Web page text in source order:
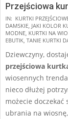
Przejściowa
2026-
02-
11
IN: KURTKI
DAMSKIE JAKI KOLOR
MODNE KURTKI NA
EBUTIK TANIE KURTKI
Dziewczyny,
przejściowa
wiosennych
nieco dłużej
możecie
ubrania na